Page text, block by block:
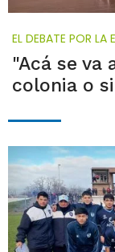
EL DEBATE POR LA
"Acá se va
colonia o